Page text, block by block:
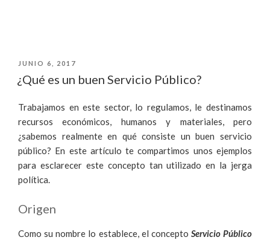
PÚBLICO»
PUBLICADO
JUNIO 6, 2017
¿Qué es un buen Servicio Público?
Trabajamos en este sector, lo regulamos, le destinamos
recursos económicos, humanos y materiales, pero
¿sabemos realmente en qué consiste un buen servicio
público? En este artículo te compartimos unos ejemplos
para esclarecer este concepto tan utilizado en la jerga
política.
Origen
Como su nombre lo establece, el concepto Servicio Público